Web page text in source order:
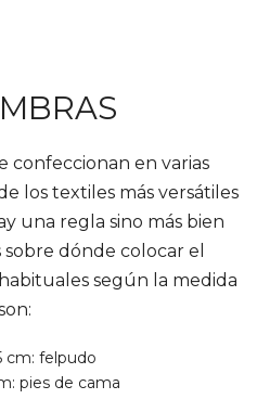
confeccionan en varias
los textiles más versátiles
una regla sino más bien
dónde colocar el
según la medida
cm: felpudo
pies de cama